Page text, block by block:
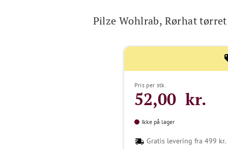
Pilze Wohlrab, Rørhat
Pris per stk.
52,00 kr.
Gratis levering fra 499 kr.
Ikke på lager